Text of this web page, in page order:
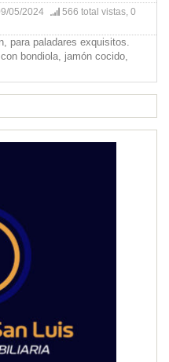
05/2024
566 total vistas, 0
para paladares exquisitos.
bondiola, jamón cocido,